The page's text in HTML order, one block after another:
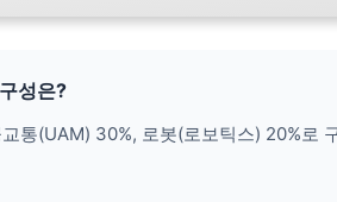
성은?
통(UAM) 30%, 로봇(로보틱스) 20%로